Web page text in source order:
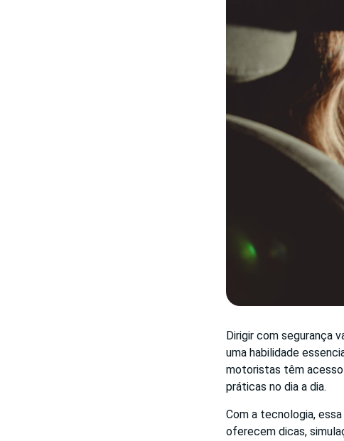
Dirigir com segurança
uma habilidade
motoristas têm
práticas no dia a dia.
Com a tecnologia,
oferecem dicas,